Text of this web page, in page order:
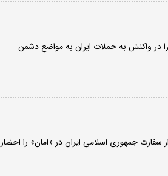
در واکنش به حملات ایران به مواضع دشمن
سفارت جمهوری اسلامی ایران در «امان» را احضار